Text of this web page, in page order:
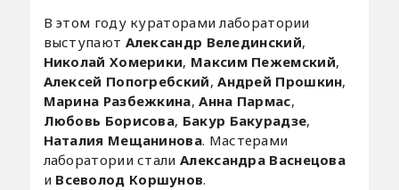
В этом году кураторами лаборатории
выступают Александр Велединский,
Николай Хомерики, Максим Пежемский,
Алексей Попогребский,Андрей Прошкин,
Марина Разбежкина,Анна Пармас,
Любовь Борисова, Бакур Бакурадзе,
Наталия Мещанинова. Мастерами
лаборатории стали Александра Васнецова
и Всеволод Коршунов.